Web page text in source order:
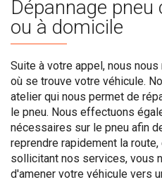
Dépannage
ou à domicile
Suite à votre appel, nous
où se trouve votre véhicule.
atelier qui nous permet de
le pneu. Nous effectuons
nécessaires sur le pneu afin
reprendre rapidement la
sollicitant nos services, vous
d'amener votre véhicule vers